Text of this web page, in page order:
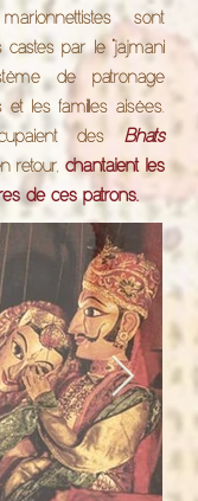
sont
castes par le "jajmani
de patronage
les familles aisées.
desBhats
retour,chantaient les
de ces patrons.